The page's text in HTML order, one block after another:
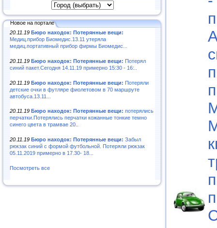
Новое на портале
20.11.19 Бюро находок: Потерянные вещи:
Медиц.прибор Биомедис.13.11 утеряла
медиц.портативный прибор фирмы Биомедис...
20.11.19 Бюро находок: Потерянные вещи: Потерял
синий пакет.Сегодня 14.11.19 примерно 15:30 - 16:..
20.11.19 Бюро находок: Потерянные вещи: Потеряли
детские очки в футляре фиолетовом в 70 маршруте
автобуса.13.11...
20.11.19 Бюро находок: Потерянные вещи: потерялись
перчатки.Потерялись перчатки кожанные тонкие темно
синего цвета в трамвае 20..
20.11.19 Бюро находок: Потерянные вещи: Забыл
рюкзак синий с формой футбольной. Потеряли рюкзак
05.11.2019 примерно в 17.30- 18...
Посмотреть все